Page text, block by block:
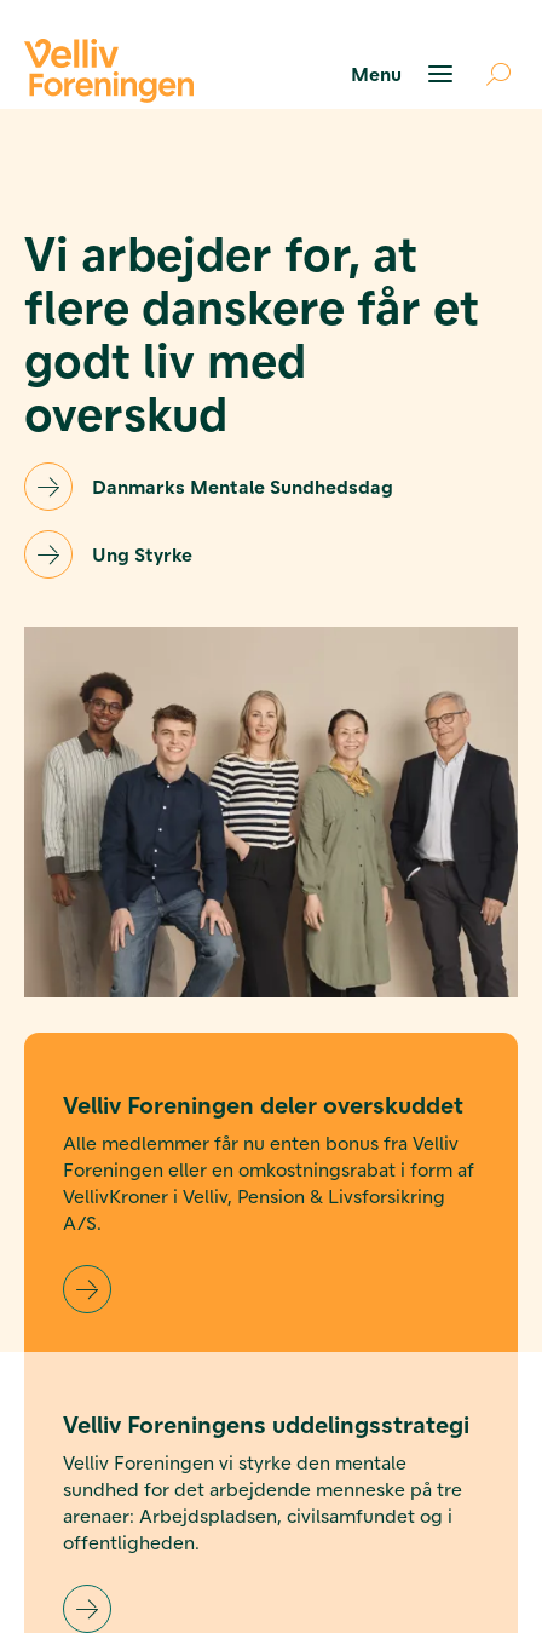
og viden
Foreningen
os
Vi arbejder for, at
flere danskere får et
godt liv med
overskud
Danmarks Mentale Sundhedsdag
Ung Styrke
Velliv Foreningen deler overskuddet
Alle medlemmer får nu enten bonus fra Velliv
Foreningen eller en omkostningsrabat i form af
VellivKroner i Velliv, Pension & Livsforsikring
A/S.
Velliv Foreningens uddelingsstrategi
Velliv Foreningen vi styrke den mentale
sundhed for det arbejdende menneske på tre
arenaer: Arbejdspladsen, civilsamfundet og i
offentligheden.